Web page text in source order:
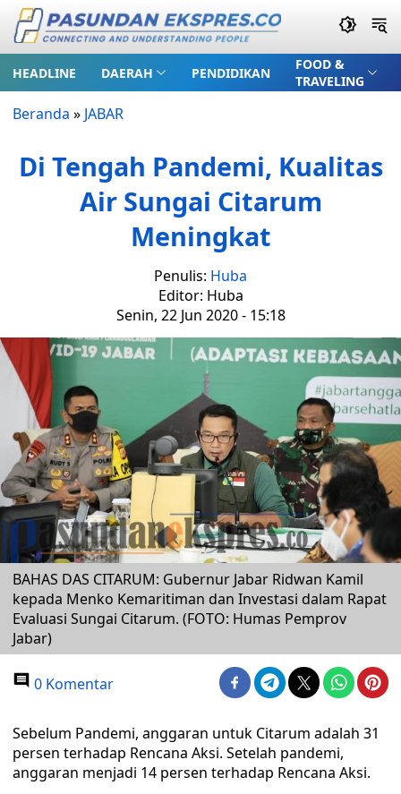
HEADLINE DAERAH PENDIDIKAN
FOOD &
TRAVELING
Beranda » JABAR
Di Tengah Pandemi, Kualitas
Air Sungai Citarum
Meningkat
Penulis: Huba
Editor: Huba
Senin, 22 Jun 2020 - 15:18
BAHAS DAS CITARUM: Gubernur Jabar Ridwan Kamil
kepada Menko Kemaritiman dan Investasi dalam Rapat
Evaluasi Sungai Citarum. (FOTO: Humas Pemprov
Jabar)
0 Komentar
Sebelum Pandemi, anggaran untuk Citarum adalah 31
persen terhadap Rencana Aksi. Setelah pandemi,
anggaran menjadi 14 persen terhadap Rencana Aksi.